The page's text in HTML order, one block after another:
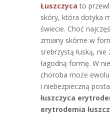
Łuszczyca to
skóry, która dotyka
świecie. Choć
zmiany skórne w
srebrzystą łuską,
łagodną formę. W
choroba może
i niebezpieczną
łuszczyca
erytrodemia